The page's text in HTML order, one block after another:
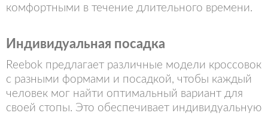
комфортными в течение длительного времени.
Индивидуальная посадка
Reebok предлагает различные модели кроссовок
с разными формами и посадкой, чтобы каждый
человек мог найти оптимальный вариант для
своей стопы. Это обеспечивает индивидуальную